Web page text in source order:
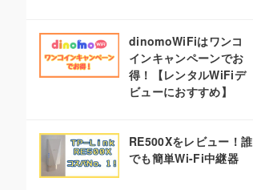
dinomoWiFiはワンコ
インキャンペーンでお
得！【レンタルWiFiデ
ビューにおすすめ】
RE500Xをレビュー！誰
でも簡単Wi-Fi中継器